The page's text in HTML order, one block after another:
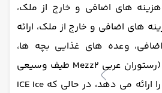
های اضافی و خارج از ملک،
های اضافی و خارج از ملک، ارائه
وعده های غذایی بچه ها،
اسنک بار، بار، رستوران (رستوران عربی Mezz2 طیف وسیعی
از غذاهای مزه و گریل را ارائه می دهد، در حالی که ICE Ice